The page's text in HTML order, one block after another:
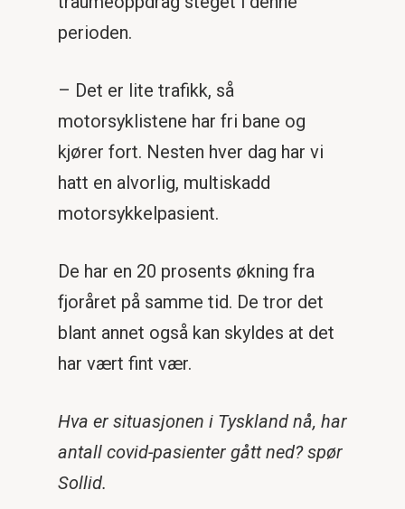
perioden.
– Det er lite trafikk, så
motorsyklistene har fri bane og
kjører fort. Nesten hver dag har vi
hatt en alvorlig, multiskadd
motorsykkelpasient.
De har en 20 prosents økning fra
fjoråret på samme tid. De tror det
blant annet også kan skyldes at det
har vært fint vær.
Hva er situasjonen i Tyskland nå, har
antall covid-pasienter gått ned? spør
Sollid.